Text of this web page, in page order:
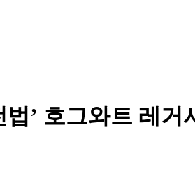
법’ 호그와트 레